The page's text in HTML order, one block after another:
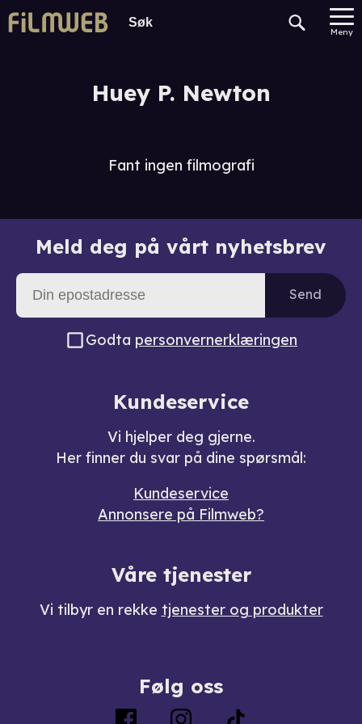
Meny
Huey P. Newton
Fant ingen filmografi
Meld deg på vårt nyhetsbrev
Send
Godta personvernerklæringen
Kundeservice
Vi hjelper deg gjerne.
Her finner du svar på dine spørsmål:
Kundeservice
Annonsere på Filmweb?
Våre tjenester
Vi tilbyr en rekke tjenester og produkter
Følg oss